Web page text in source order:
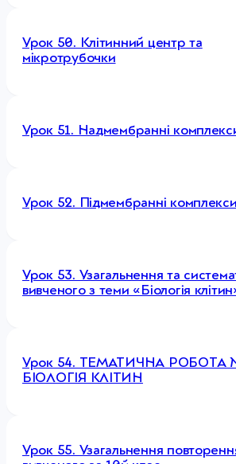
Урок 50. Клітинний центр та
мікротрубочки
Урок 51. Надмембранні
Урок 52. Підмембранні комплекси
Урок 53. Узагальнення та
вивченого з теми «Біологія
Урок 54. ТЕМАТИЧНА РОБОТА
БІОЛОГІЯ КЛІТИН
Урок 55. Узагальнення